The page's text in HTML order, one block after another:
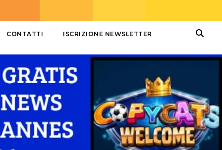
CONTATTI ISCRIZIONE NEWSLETTER